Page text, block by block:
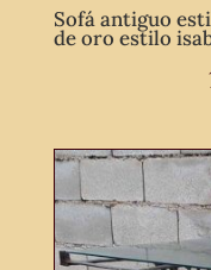
Sofá antiguo
de oro estilo